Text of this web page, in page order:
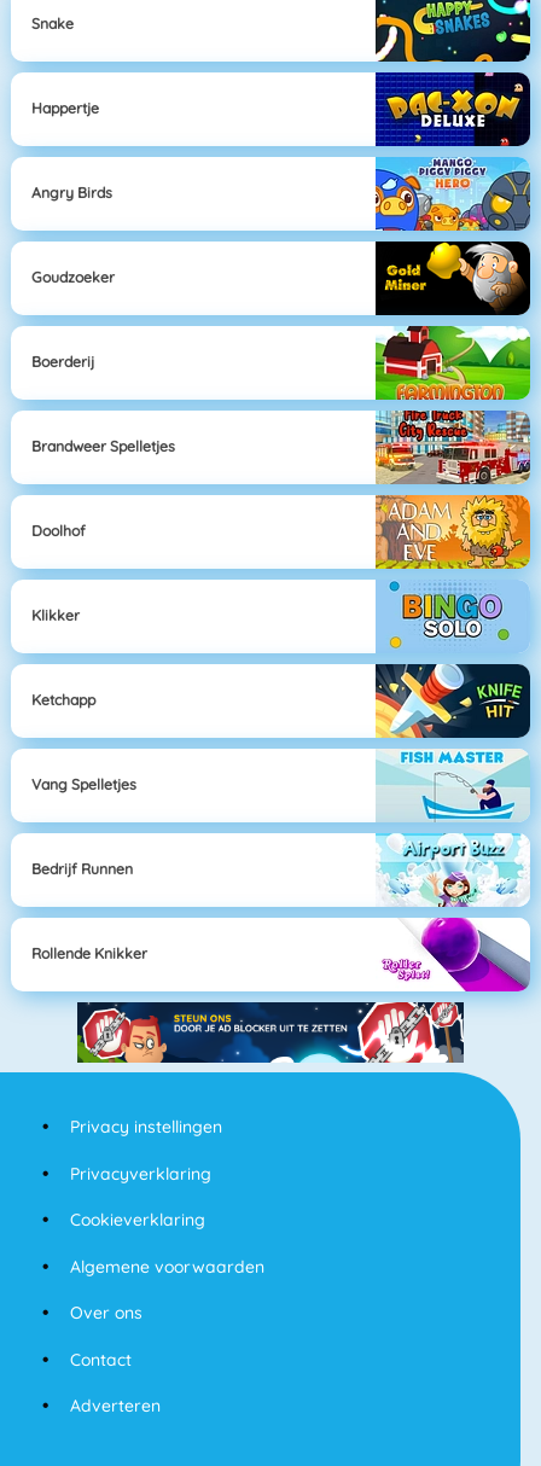
Snake
Happertje
Angry Birds
Goudzoeker
Boerderij
Brandweer Spelletjes
Doolhof
Klikker
Ketchapp
Vang Spelletjes
Bedrijf Runnen
Rollende Knikker
Privacy instellingen
Privacyverklaring
Cookieverklaring
Algemene voorwaarden
Over ons
Contact
Adverteren